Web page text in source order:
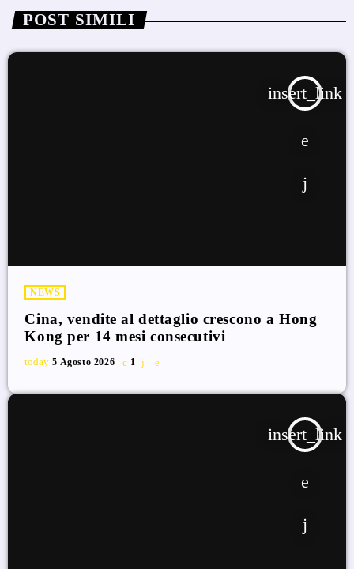
POST SIMILI
insert_link
NEWS
Cina, vendite al dettaglio crescono a Hong
Kong per 14 mesi consecutivi
today 5 Agosto 2026 1
insert_link